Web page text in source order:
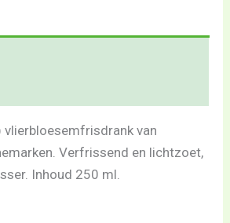
vlierbloesemfrisdrank van
Verfrissend en lichtzoet,
Inhoud 250 ml.